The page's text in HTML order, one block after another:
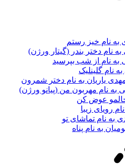
خیز رستم
بندر (گیتار ورژن)
از شب بپرسید
به نام دختر شمرون
مهربون من (پیانو ورژن)
عوض کن
زیبا
تماشای تو
نام پناه